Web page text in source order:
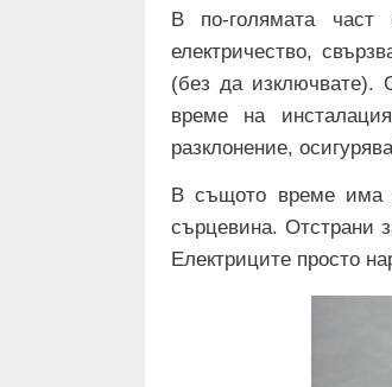
В по-голямата
електричество,
(без да изключвате).
време на
разклонение,
В същото време има
сърцевина. Отстрани
Електриците просто